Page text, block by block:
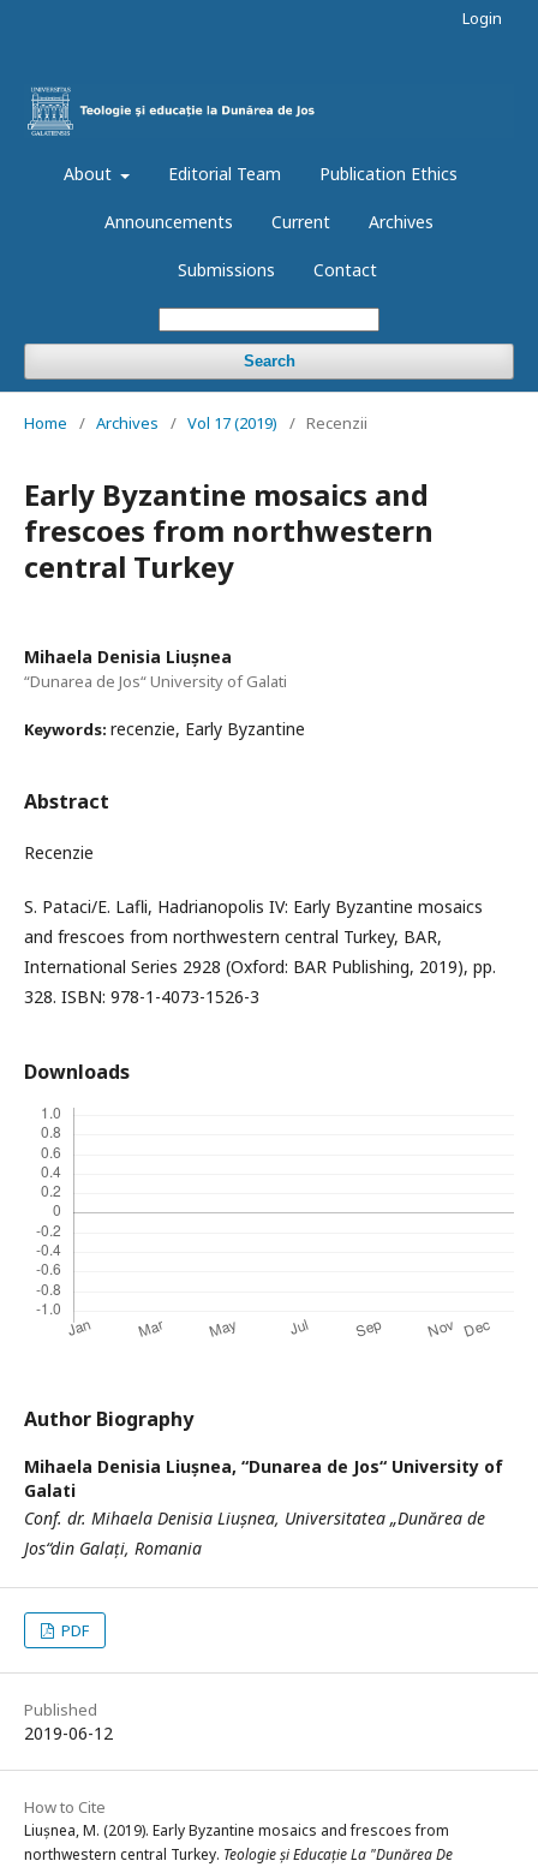
About Editorial Team Publication Ethics
Announcements Current Archives
Submissions Contact
Search
Login
Home / Archives / Vol 17 (2019) / Recenzii
Early Byzantine mosaics and
frescoes from northwestern
central Turkey
Mihaela Denisia Liușnea
“Dunarea de Jos“ University of Galati
Keywords: recenzie, Early Byzantine
Abstract
Recenzie
S. Pataci/E. Lafli, Hadrianopolis IV: Early Byzantine mosaics
and frescoes from northwestern central Turkey, BAR,
International Series 2928 (Oxford: BAR Publishing, 2019), pp.
328. ISBN: 978-1-4073-1526-3
Downloads
Author Biography
Mihaela Denisia Liușnea, “Dunarea de Jos“ University of
Galati
Conf. dr. Mihaela Denisia Liușnea, Universitatea „Dunărea de
Jos“din Galați, Romania
PDF
Published
2019-06-12
How to Cite
Liușnea, M. (2019). Early Byzantine mosaics and frescoes from
northwestern central Turkey. Teologie și Educație La "Dunărea De